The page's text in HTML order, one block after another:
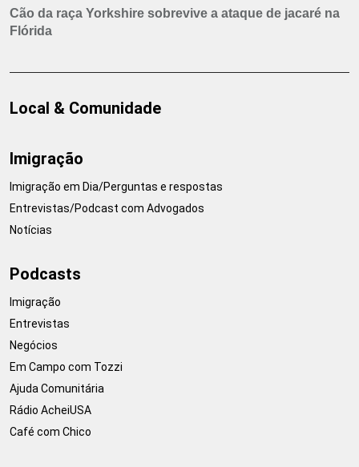
Cão da raça Yorkshire sobrevive a ataque de jacaré na
Flórida
Local & Comunidade
Imigração
Imigração em Dia/Perguntas e respostas
Entrevistas/Podcast com Advogados
Notícias
Podcasts
Imigração
Entrevistas
Negócios
Em Campo com Tozzi
Ajuda Comunitária
Rádio AcheiUSA
Café com Chico